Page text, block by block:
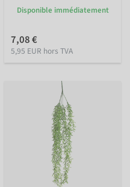
Disponible immédiatement
7,08 €
5,95 EUR hors TVA